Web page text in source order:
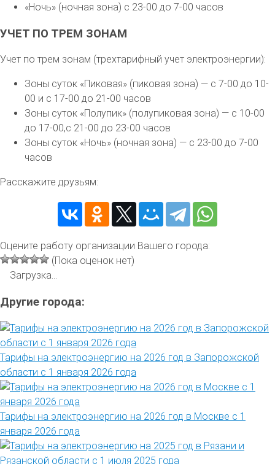
«Ночь» (ночная зона) с 23-00 до 7-00 часов
УЧЕТ ПО ТРЕМ ЗОНАМ
Учет по трем зонам (трехтарифный учет электроэнергии):
Зоны суток «Пиковая» (пиковая зона) — с 7-00 до 10-
00 и с 17-00 до 21-00 часов
Зоны суток «Полупик» (полупиковая зона) — с 10-00
до 17-00,с 21-00 до 23-00 часов
Зоны суток «Ночь» (ночная зона) — с 23-00 до 7-00
часов
Расскажите друзьям:
Оцените работу организации Вашего города:
(Пока оценок нет)
Загрузка...
Другие города:
Тарифы на электроэнергию на 2026 год в Запорожской
области с 1 января 2026 года
Тарифы на электроэнергию на 2026 год в Москве с 1
января 2026 года